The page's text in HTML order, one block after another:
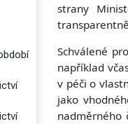
strany
Schválené
například
v péči o
jako
nadměrného